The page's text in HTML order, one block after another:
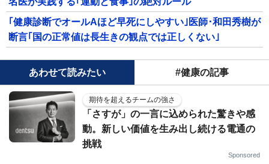
｢健康診断でオールAほど早死にしやすい｣医師･和田秀樹が
断言｢国の正常値は長生きの観点では正しくない｣
あわせて読みたい #健康の記事
期待を超えるチームの強さ
「さすが」の一言に込められた驚きや感
動。新しい価値を生み出し続ける電通の
挑戦
Sponsored